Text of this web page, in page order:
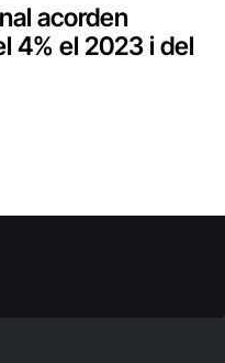
acorden
4% el 2023 i del